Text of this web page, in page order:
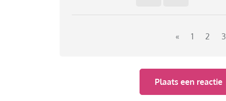
« 1 2 3
Plaats een reactie